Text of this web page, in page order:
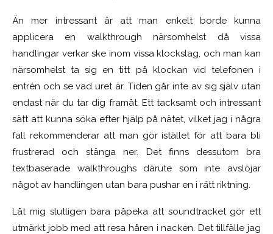
Än mer intressant är att man enkelt borde kunna
applicera en walkthrough närsomhelst då vissa
handlingar verkar ske inom vissa klockslag, och man kan
närsomhelst ta sig en titt på klockan vid telefonen i
entrén och se vad uret är. Tiden går inte av sig själv utan
endast när du tar dig framåt. Ett tacksamt och intressant
sätt att kunna söka efter hjälp på nätet, vilket jag i några
fall rekommenderar att man gör istället för att bara bli
frustrerad och stänga ner. Det finns dessutom bra
textbaserade walkthroughs därute som inte avslöjar
något av handlingen utan bara pushar en i rätt riktning.
Låt mig slutligen bara påpeka att soundtracket gör ett
utmärkt jobb med att resa håren i nacken. Det tillfälle jag